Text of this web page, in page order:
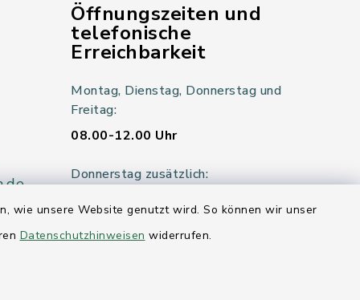
wie unsere Website genutzt wird. So können wir unser
Datenschutzhinweisen widerrufen.
Öffnungszeiten und
telefonische
Erreichbarkeit
Montag, Dienstag, Donnerstag und
Freitag:
08.00-12.00 Uhr
Donnerstag zusätzlich:
Mittwoch: